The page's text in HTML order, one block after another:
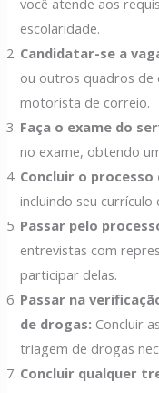
escolaridade.
Candidatar-se a
ou outros quadros de
motorista de correio.
Faça o exame do
no exame, obtendo
Concluir o processo
incluindo seu
Passar pelo
entrevistas com
participar delas.
Passar na
de drogas: Concluir
triagem de drogas
Concluir qualquer